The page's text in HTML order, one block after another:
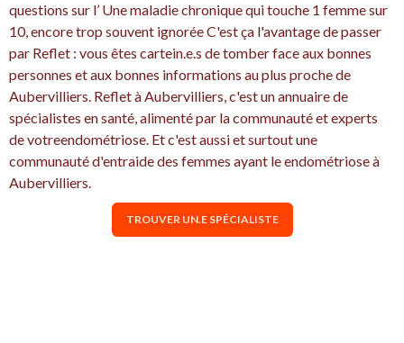
questions sur l’ Une maladie chronique qui touche 1 femme sur
10, encore trop souvent ignorée C'est ça l'avantage de passer
par Reflet : vous êtes cartein.e.s de tomber face aux bonnes
personnes et aux bonnes informations au plus proche de
Aubervilliers. Reflet à Aubervilliers, c'est un annuaire de
spécialistes en santé, alimenté par la communauté et experts
de votreendométriose. Et c'est aussi et surtout une
communauté d'entraide des femmes ayant le endométriose à
Aubervilliers.
TROUVER UN.E SPÉCIALISTE